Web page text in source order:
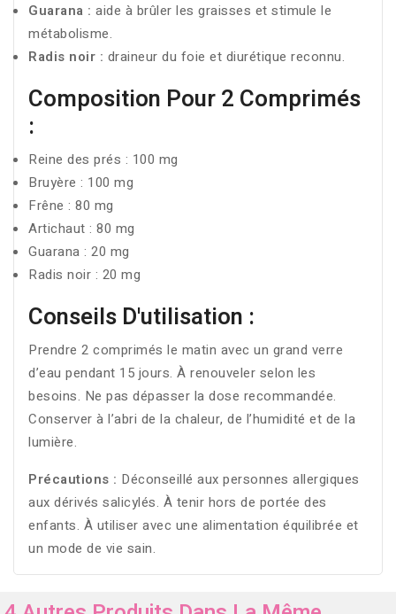
Guarana : aide à brûler les graisses et stimule le
métabolisme.
Radis noir : draineur du foie et diurétique reconnu.
Composition Pour 2 Comprimés
:
Reine des prés : 100 mg
Bruyère : 100 mg
Frêne : 80 mg
Artichaut : 80 mg
Guarana : 20 mg
Radis noir : 20 mg
Conseils D'utilisation :
Prendre 2 comprimés le matin avec un grand verre
d’eau pendant 15 jours. À renouveler selon les
besoins. Ne pas dépasser la dose recommandée.
Conserver à l’abri de la chaleur, de l’humidité et de la
lumière.
Précautions : Déconseillé aux personnes allergiques
aux dérivés salicylés. À tenir hors de portée des
enfants. À utiliser avec une alimentation équilibrée et
un mode de vie sain.